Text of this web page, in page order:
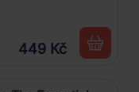
449 Kč